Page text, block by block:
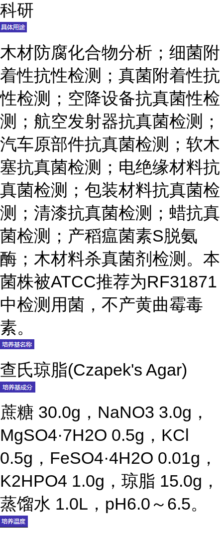
科研
木材防腐化合物分析；细菌附
着性抗性检测；真菌附着性抗
性检测；空降设备抗真菌性检
测；航空发射器抗真菌检测；
汽车原部件抗真菌检测；软木
塞抗真菌检测；电绝缘材料抗
真菌检测；包装材料抗真菌检
测；清漆抗真菌检测；蜡抗真
菌检测；产稻瘟菌素S脱氨
酶；木材料杀真菌剂检测。本
菌株被ATCC推荐为RF31871
中检测用菌，不产黄曲霉毒
素。
查氏琼脂(Czapek's Agar)
蔗糖 30.0g，NaNO3 3.0g，
MgSO4·7H2O 0.5g，KCl
0.5g，FeSO4·4H2O 0.01g，
K2HPO4 1.0g，琼脂 15.0g，
蒸馏水 1.0L，pH6.0～6.5。